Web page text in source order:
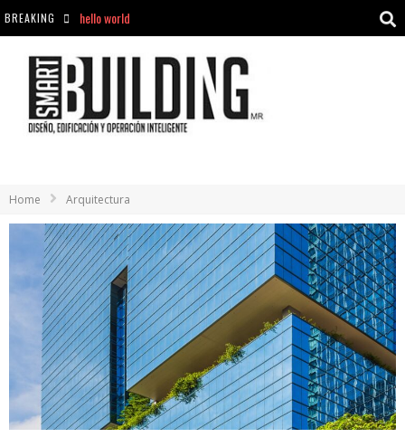
BREAKING
hello world
hello world
Home Arquitectura